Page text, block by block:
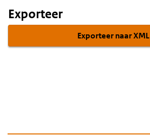
Exporteer
Exporteer naar XML